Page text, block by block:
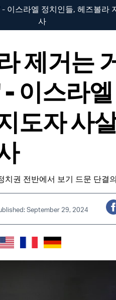
이스라엘 정치인들, 헤즈볼라
사
제거는
이스라
도자 사
치권 전반에서 보기 드문 단결
September 29, 2024